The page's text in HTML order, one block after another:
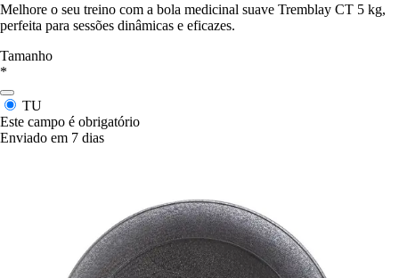
Melhore o seu treino com a bola medicinal suave Tremblay CT 5 kg,
perfeita para sessões dinâmicas e eficazes.
Tamanho
*
TU
Este campo é obrigatório
Enviado em 7 dias